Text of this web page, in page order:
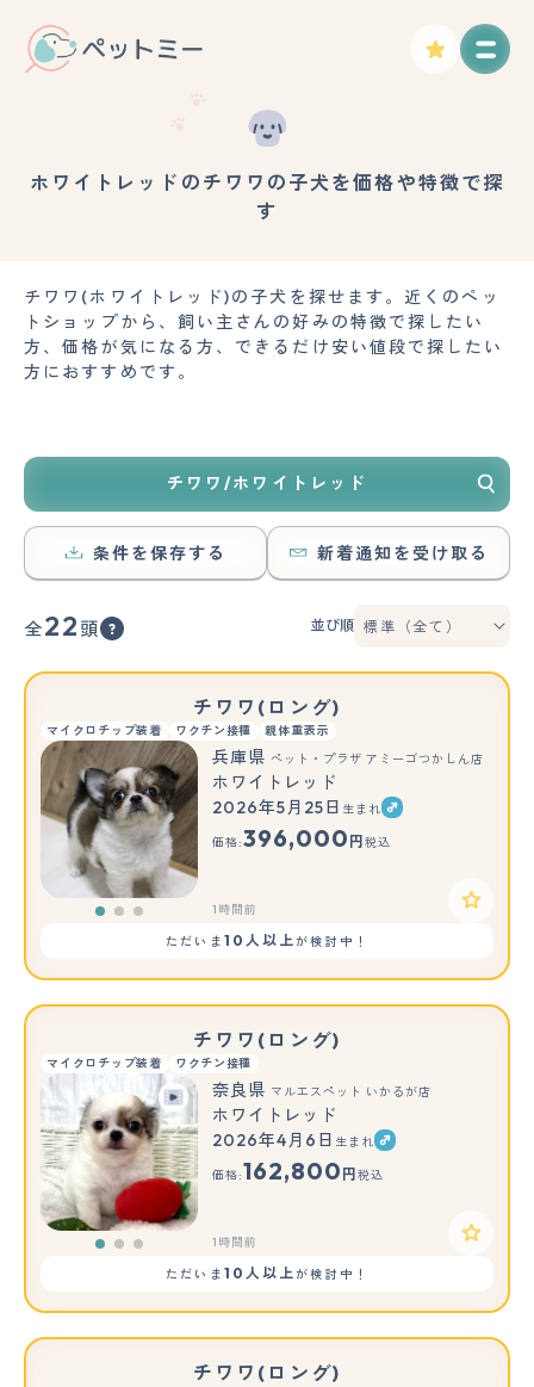
ホワイトレッドのチワワの子犬を価格や特徴で探
す
チワワ(ホワイトレッド)の子犬を探せます。近くのペッ
トショップから、飼い主さんの好みの特徴で探したい
方、価格が気になる方、できるだけ安い値段で探したい
方におすすめです。
チワワ/ホワイトレッド
条件を保存する 新着通知を受け取る
全22 頭 並び順
チワワ(ロング)
マイクロチップ装着 ワクチン接種 親体重表示
もっと見る
兵庫県 ペット・プラザ アミーゴつかしん店
ホワイトレッド
2026年5月25日 生まれ
価格:396,000 円 税込
1時間前
ただいま 10人以上が検討中！
チワワ(ロング)
マイクロチップ装着 ワクチン接種
もっと見る
奈良県 マルエスペット いかるが店
ホワイトレッド
2026年4月6日 生まれ
価格:162,800 円 税込
1時間前
ただいま 10人以上が検討中！
チワワ(ロング)